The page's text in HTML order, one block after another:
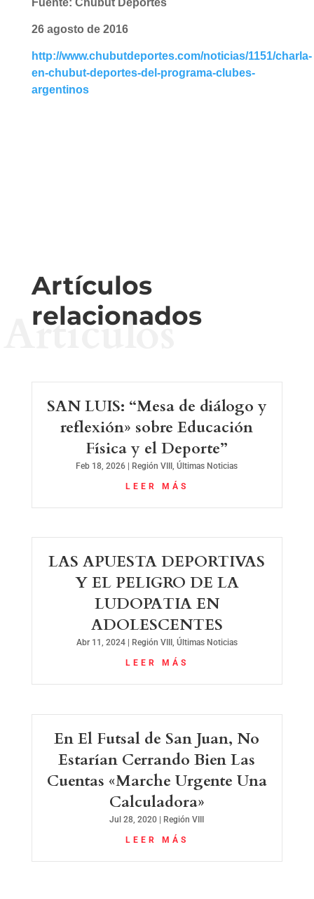
Fuente: Chubut Deportes
26 agosto de 2016
http://www.chubutdeportes.com/noticias/1151/charla-
en-chubut-deportes-del-programa-clubes-
argentinos
Artículos
relacionados
Artículos
SAN LUIS: “Mesa de diálogo y
reflexión» sobre Educación
Física y el Deporte”
Feb 18, 2026 Región VIII,Últimas Noticias
LEER MÁS
LAS APUESTA DEPORTIVAS
Y EL PELIGRO DE LA
LUDOPATIA EN
ADOLESCENTES
Abr 11, 2024| Región VIII , Últimas Noticias
LEER MÁS
En El Futsal de San Juan, No
Estarían Cerrando Bien Las
Cuentas «Marche Urgente Una
Calculadora»
Jul 28, 2020 | Región VIII
LEER MÁS